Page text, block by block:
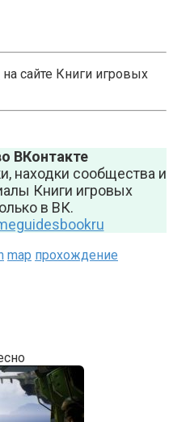
на сайте Книги игровых
ВКонтакте
находки сообщества и
Книги игровых
в ВК.
map прохождение